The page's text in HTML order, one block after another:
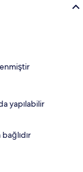
yapılabilir